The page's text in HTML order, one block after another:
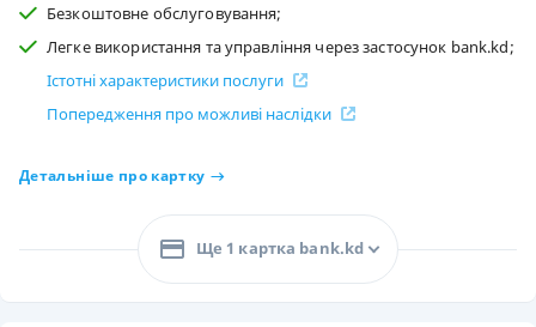
Безкоштовне обслуговування;
Легке використання та управління через застосунок bank.kd;
Істотні характеристики послуги
Попередження про можливі наслідки
Детальніше про картку
Ще 1 картка bank.kd